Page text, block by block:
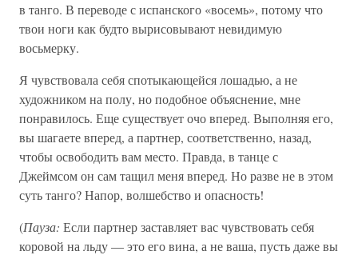
в танго. В переводе с испанского «восемь», потому что
твои ноги как будто вырисовывают невидимую
восьмерку.
Я чувствовала себя спотыкающейся лошадью, а не
художником на полу, но подобное объяснение, мне
понравилось. Еще существует очо вперед. Выполняя его,
вы шагаете вперед, а партнер, соответственно, назад,
чтобы освободить вам место. Правда, в танце с
Джеймсом он сам тащил меня вперед. Но разве не в этом
суть танго? Напор, волшебство и опасность!
(Пауза: Если партнер заставляет вас чувствовать себя
коровой на льду — это его вина, а не ваша, пусть даже вы